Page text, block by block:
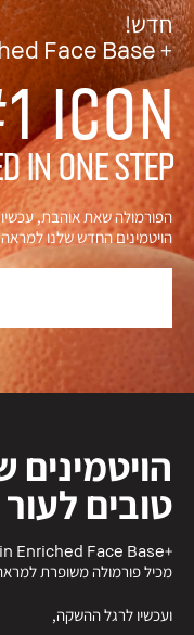
חדש!
Face Base +
ICON
IN ONE STEP
הויטמינים החדש שלנו למראה
הויטמינים
טובים
+Vitamin Enriched Face Base
מכיל פורמולה משופרת למראה
ועכשיו לרגל ההשקה,